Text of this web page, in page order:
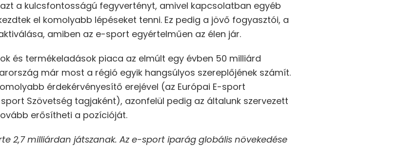
a kulcsfontosságú fegyvertényt, amivel kapcsolatban egyéb
el komolyabb lépéseket tenni. Ez pedig a jövő fogyasztói, a
amiben az e-sport egyértelműen az élen jár.
és termékeladások piaca az elmúlt egy évben 50 milliárd
már most a régió egyik hangsúlyos szereplőjének számít.
érdekérvényesítő erejével (az Európai E-sport
Szövetség tagjaként), azonfelül pedig az általunk szervezett
erősítheti a pozícióját.
2,7 milliárdan játszanak. Az e-sport iparág globális növekedése